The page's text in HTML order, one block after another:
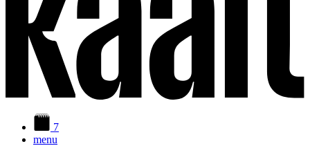
7
menu